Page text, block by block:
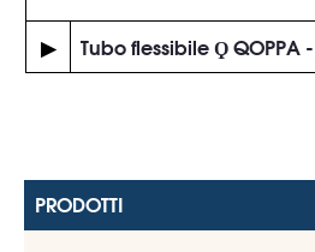
PRODOTTI
▶ Tubo flessibile Ϙ QOPPA -